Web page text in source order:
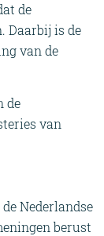
de
Daarbij is de
van de
de
van
Nederlandse
berust